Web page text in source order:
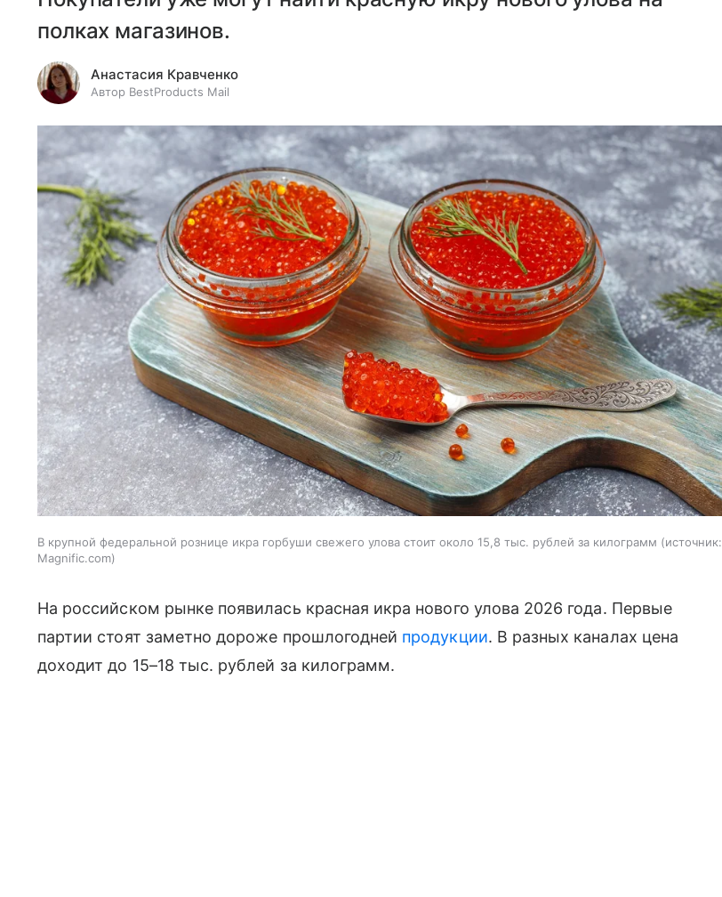
полках магазинов.
Анастасия Кравченко
Автор BestProducts Mail
В крупной федеральной рознице икра горбуши свежего улова стоит около 15,8 тыс. рублей за килограмм
источник:
Magnific.com
На российском рынке появилась красная икра нового улова 2026 года. Первые
партии стоят заметно дороже прошлогодней продукции. В разных каналах цена
доходит до 15–18 тыс. рублей за килограмм.